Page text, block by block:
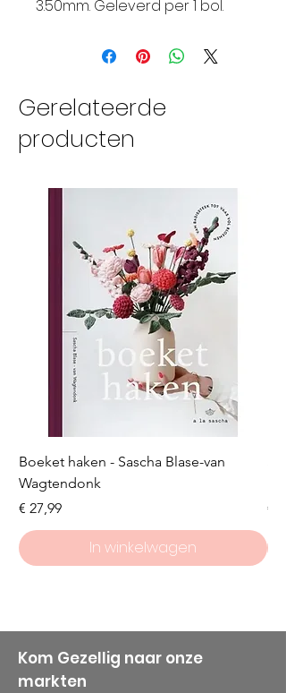
3.50mm. Geleverd per 1 bol.
Gerelateerde
producten
Boeket haken - Sascha Blase-van
Wagtendonk
Prijs
€ 27,99
In winkelwagen
Prijs
€
Kom Gezellig naar onze
markten